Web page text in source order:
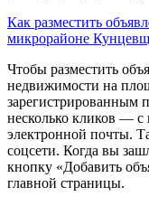
Как разместить
микрорайоне
Чтобы разместить
недвижимости на
зарегистрированным
несколько кликов —
электронной почты.
соцсети. Когда вы
кнопку «Добавить
главной страницы.